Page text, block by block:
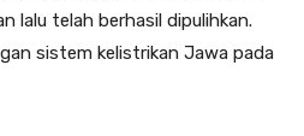
lalu telah berhasil dipulihkan.
sistem kelistrikan Jawa pada